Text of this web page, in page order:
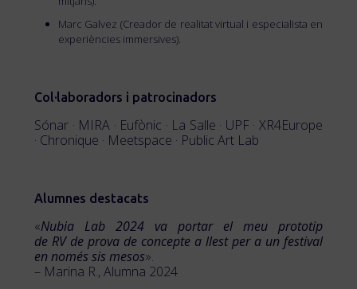
Marc Galvez (Creador de realitat virtual i especialista en
experiències immersives).
Col·laboradors i patrocinadors
Sónar · MIRA · Eufònic · La Salle · UPF · XR4Europe
· Chronique · Meetspace · Public Art Lab
Alumnes destacats
«Nubia Lab 2024 va portar el meu prototip
de RV de prova de concepte a llest per a un festival
en només sis mesos».
– Marina R., Alumna 2024